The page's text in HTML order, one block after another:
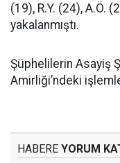
(19), R.Y. (24), A.Ö.
yakalanmıştı.
Şüphelilerin Asayiş
Amirliği’ndeki
HABERE YORUM